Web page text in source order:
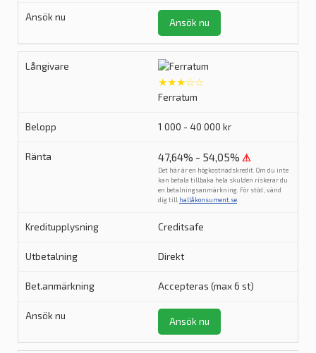
Ansök nu
★★★☆☆
Ferratum
1 000 - 40 000 kr
47,64% - 54,05% ⚠
Det här är en högkostnadskredit. Om du inte
kan betala tillbaka hela skulden riskerar du
en betalningsanmärkning. För stöd, vänd
dig till hallåkonsument.se
Creditsafe
Direkt
Accepteras (max 6 st)
Ansök nu